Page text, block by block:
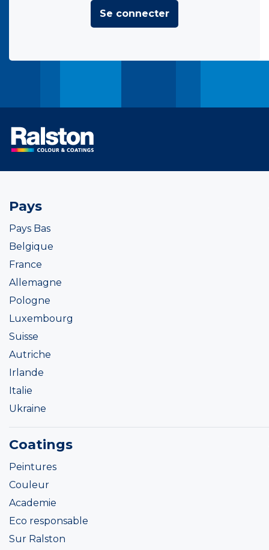
Se connecter
Pays
Pays Bas
Belgique
France
Allemagne
Pologne
Luxembourg
Suisse
Autriche
Irlande
Italie
Ukraine
Coatings
Peintures
Couleur
Academie
Eco responsable
Sur Ralston